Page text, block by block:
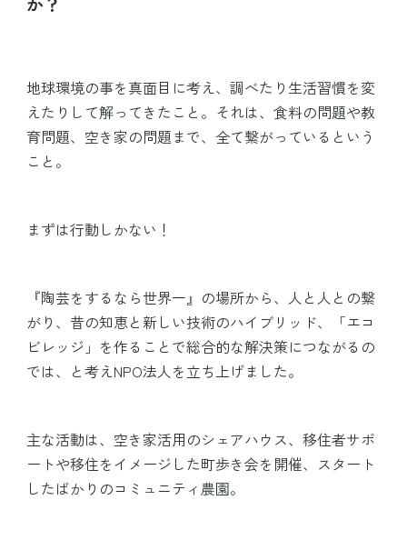
地球環境の事を真面目に考え、調べたり生活習慣を変
えたりして解ってきたこと。それは、食料の問題や教
育問題、空き家の問題まで、全て繋がっているという
こと。
まずは行動しかない！
『陶芸をするなら世界一』の場所から、 人と人との繋
がり、昔の知恵と新しい技術のハイブリッド、「エコ
ビレッジ」を作ることで総合的な解決策につながるの
では、と考えNPO法人を立ち上げました。
主な活動は、空き家活用のシェアハウス、移住者サポ
ートや移住をイメージした町歩き会を開催、スタート
したばかりのコミュニティ農園。